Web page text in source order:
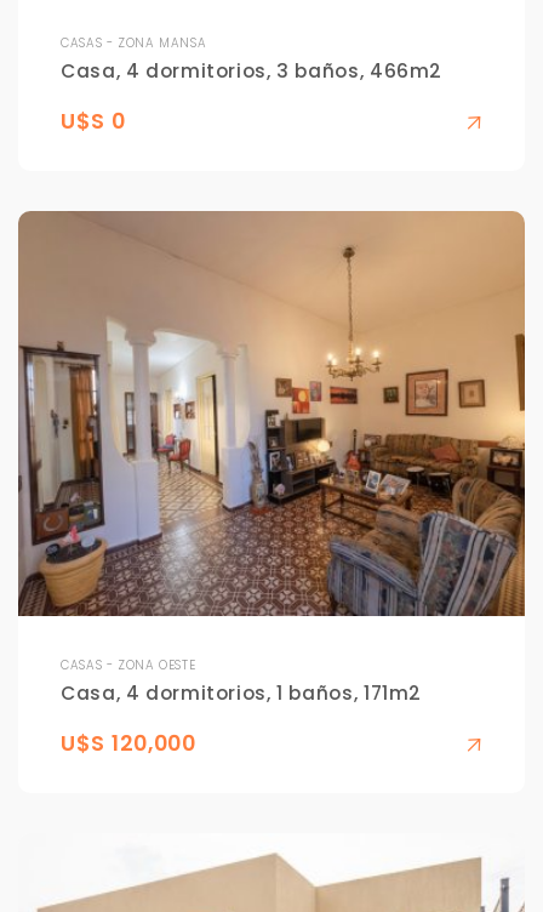
CASAS - ZONA MANSA
Casa, 4 dormitorios, 3 baños, 466m2
U$S 0
CASAS - ZONA OESTE
Casa, 4 dormitorios, 1 baños, 171m2
U$S 120,000